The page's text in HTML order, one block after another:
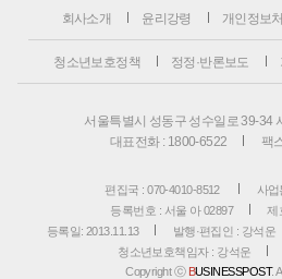
회사소개 윤리강령 개인정보
청소년보호정책 정정·반론보도
서울특별시 성동구 성수일로 39-34
대표전화 : 1800-6522
팩
편집국 : 070-4010-8512
사업
등록번호 : 서울 아 02897
제
등록일: 2013.11.13
발행·편집인 : 강석운
청소년보호책임자 : 강석운
Copyright ⓒ BUSINESSPOST.